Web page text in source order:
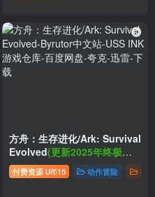
游戏
方舟：生存进化/Ark: Survival
Evolved(更新2025年终极收
藏版v358.21|版+全DLC)
付费资源 U币15 动作冒险 推